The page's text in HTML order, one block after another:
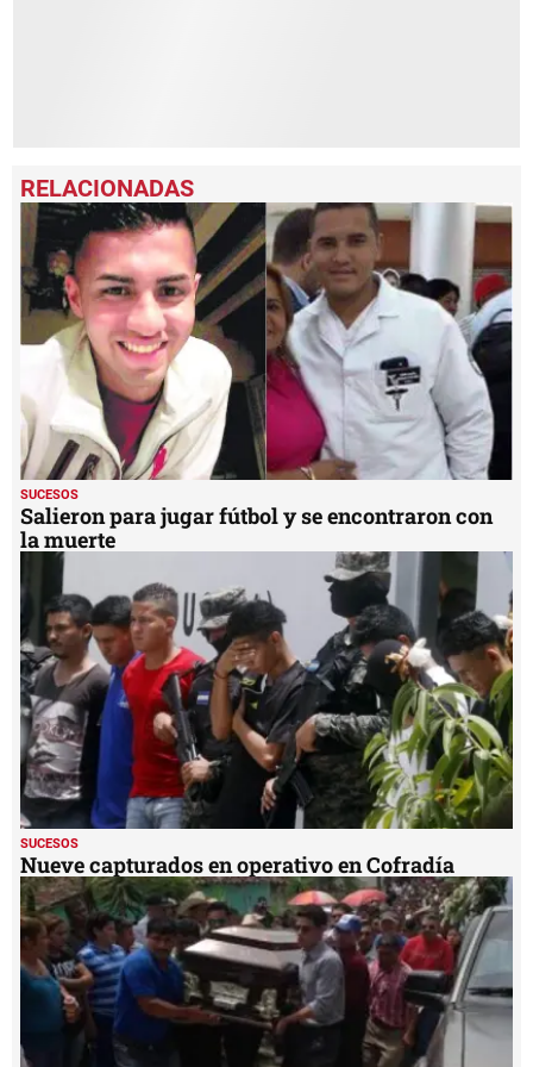
SUCESOS
Salieron para jugar fútbol y se encontraron con
la muerte
SUCESOS
Nueve capturados en operativo en Cofradía